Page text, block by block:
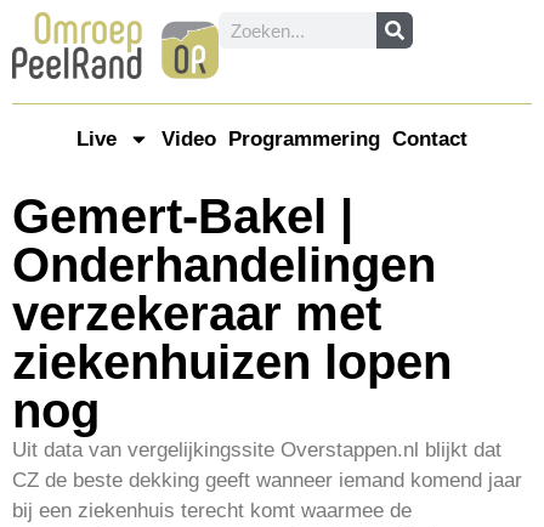
Live Video Programmering Contact
Gemert-Bakel |
Onderhandelingen
verzekeraar met
ziekenhuizen lopen
nog
Uit data van vergelijkingssite Overstappen.nl blijkt dat
CZ de beste dekking geeft wanneer iemand komend jaar
bij een ziekenhuis terecht komt waarmee de